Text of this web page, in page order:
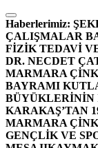
İçeriğe
atla
Haberlerimiz:
ÇALIŞMALAR
FİZİK TEDAVİ
DR. NECDET
MARMARA
BAYRAMI
BÜYÜKLERİNİN
KARAKAŞ’TAN
MARMARA
GENÇLİK VE